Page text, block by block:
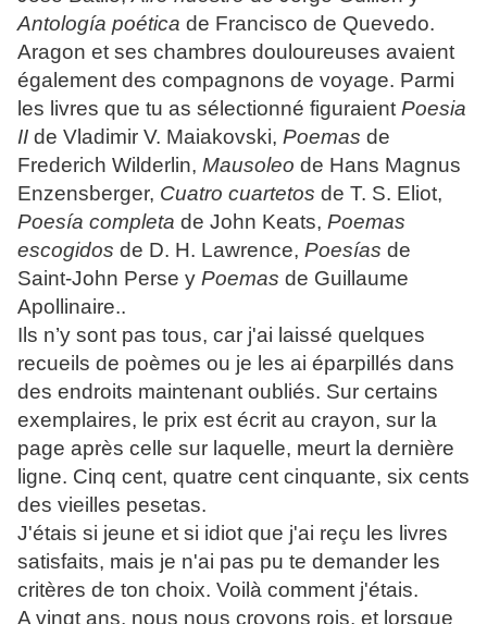
Antología poética de Francisco de Quevedo.
Aragon et ses chambres douloureuses avaient
également des compagnons de voyage. Parmi
les livres que tu as sélectionné figuraient Poesia
II de Vladimir V. Maiakovski, Poemas de
Frederich Wilderlin, Mausoleo de Hans Magnus
Enzensberger, Cuatro cuartetos de T. S. Eliot,
Poesía completa de John Keats, Poemas
escogidos de D. H. Lawrence, Poesías de
Saint-John Perse y Poemas de Guillaume
Apollinaire..
Ils n’y sont pas tous, car j'ai laissé quelques
recueils de poèmes ou je les ai éparpillés dans
des endroits maintenant oubliés. Sur certains
exemplaires, le prix est écrit au crayon, sur la
page après celle sur laquelle, meurt la dernière
ligne. Cinq cent, quatre cent cinquante, six cents
des vieilles pesetas.
J'étais si jeune et si idiot que j'ai reçu les livres
satisfaits, mais je n'ai pas pu te demander les
critères de ton choix. Voilà comment j'étais.
A vingt ans, nous nous croyons rois, et lorsque